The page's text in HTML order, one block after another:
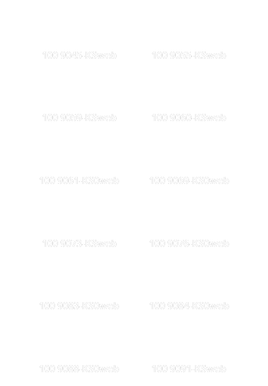
100 9045-KSweb 100 9055-KSweb
100 9059-KSweb 100 9060-KSweb
100 9061-KS0web 100 9069-KS0web
100 9073-KSweb 100 9076-KS0web
100 9083-KS0web 100 9084-KS0web
100 9088-KS0web 100 9091-KSweb